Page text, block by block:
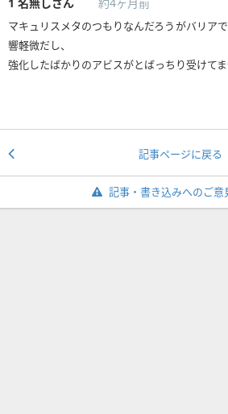
1 名無しさん 約4ヶ月前
マキュリスメタのつもりなんだろうがバリア
響軽微だし、
強化したばかりのアビスがとばっちり受けて
記事ページに戻る
記事・書き込みへのご意